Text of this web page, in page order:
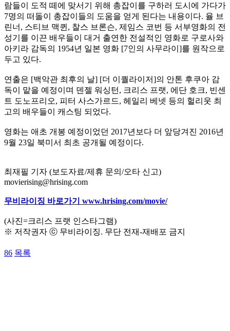
람들이 도적 떼에 맞서기 위해 총잡이를 구하러 도시에 가다가
7명의 떠돌이 총잡이들의 도움을 얻게 된다는 내용이다. 율 브
린너, 스티브 맥퀸, 찰스 브론슨, 제임스 코번 등 서부영화의 전
성기를 이끈 배우들이 대거 출연한 전설적인 영화로 구로사와
아키라 감독의 1954년 일본 영화 [7인의 사무라이]를 원작으로
두고 있다.
연출은 [백악관 최후의 날] [더 이퀄라이저]의 안톤 후쿠아 감
독이 맡을 예정이며 덴젤 워싱턴, 크리스 프랫, 에단 호크, 빈센
트 도노프리오, 피터 사스가르드, 헤일리 베넷 등의 헐리웃 최
고의 배우들이 캐스팅 되었다.
영화는 애초 개봉 예정이었던 2017년보다 더 앞당겨진 2016년
9월 23일 북미서 최초 공개될 예정이다.
최재필 기자 (보도자료/제휴 문의/오타 신고)
movierising@hrising.com
무비라이징 바로가기 www.hrising.com/movie/
(사진=크리스 프랫 인스타그램)
※ 저작권자 ⓒ 무비라이징. 무단 전재-재배포 금지
86 목록